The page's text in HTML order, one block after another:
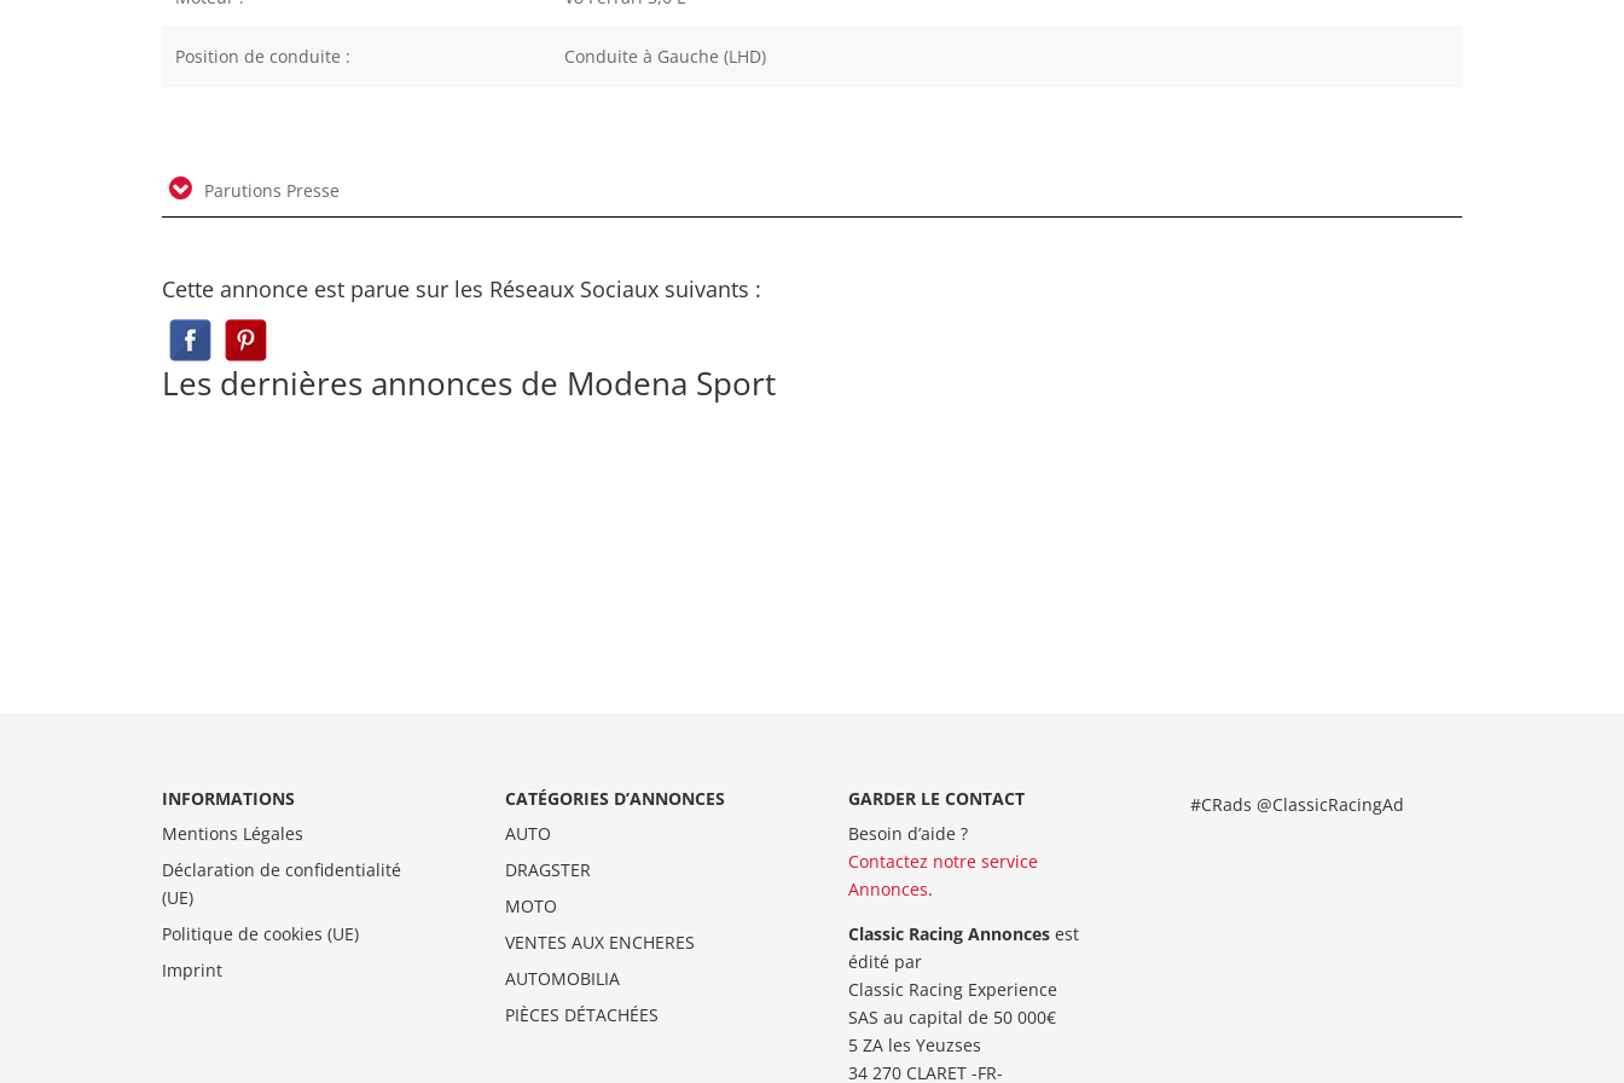
Position de conduite : Conduite à Gauche (LHD)
Parutions Presse
Cette annonce est parue sur les Réseaux Sociaux suivants :
Les dernières annonces de Modena Sport
INFORMATIONS
Mentions Légales
Déclaration de confidentialité
(UE)
Politique de cookies (UE)
Imprint
CATÉGORIES D’ANNONCES
AUTO
DRAGSTER
MOTO
VENTES AUX ENCHERES
AUTOMOBILIA
PIÈCES DÉTACHÉES
GARDER LE CONTACT
Besoin d’aide ?
Contactez notre service
Annonces.
Classic Racing Annoncesest
édité par
Classic Racing Experience
SAS au capital de 50 000€
5 ZA les Yeuzses
34 270 CLARET -FR-
#CRads @ClassicRacingAd